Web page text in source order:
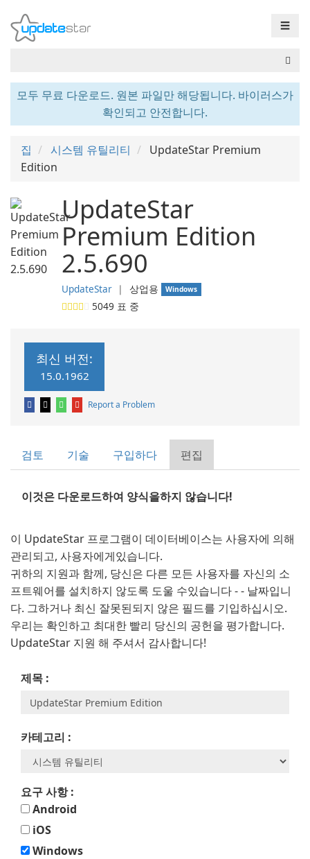
☰
모두 무료 다운로드. 원본 파일만 해당됩니다. 바이러스가
확인되고 안전합니다.
집 시스템 유틸리티
UpdateStar Premium
Edition
UpdateStar
Premium Edition
2.5.690
UpdateStar ❘ 상업용 Windows
5049 표 중
최신 버전:
15.0.1962
Report a Problem
검토 기술 구입하다 편집
이것은 다운로드하여 양식을하지 않습니다!
이 UpdateStar 프로그램이 데이터베이스는 사용자에 의해
관리되고, 사용자에게있습니다.
귀하의 지원과 함께, 당신은 다른 모든 사용자를 자신의 소
프트웨어를 설치하지 않도록 도울 수있습니다 - - 날짜입니
다. 그하거나 최신 잘못된되지 않은 필드를 기입하십시오.
우리는 확인하고 최대한 빨리 당신의 공헌을 평가합니다.
UpdateStar 지원 해 주셔서 감사합니다!
제목 :
카테고리 :
요구 사항 :
Android
iOS
Windows